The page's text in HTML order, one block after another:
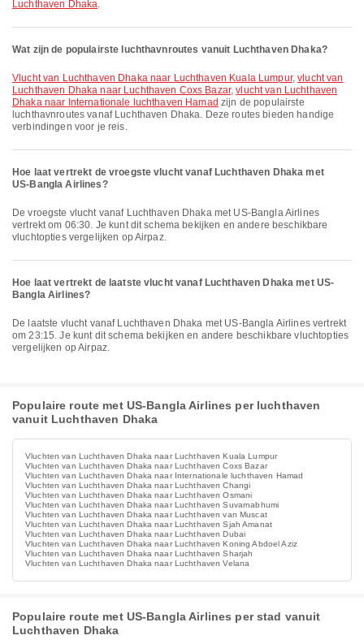
Luchthaven Dhaka.
Wat zijn de populairste luchthavnroutes vanuit Luchthaven Dhaka?
vlucht van Luchthaven Dhaka naar Luchthaven Kuala Lumpur,vlucht van
Luchthaven Dhaka naar Luchthaven Coxs Bazar,vlucht van Luchthaven
Dhaka naar Internationale luchthaven Hamad zijn de populairste
luchthavnroutes vanaf Luchthaven Dhaka. Deze routes bieden handige
verbindingen voor je reis.
Hoe laat vertrekt de vroegste vlucht vanaf Luchthaven Dhaka met
US-Bangla Airlines?
De vroegste vlucht vanaf Luchthaven Dhaka met US-Bangla Airlines
vertrekt om 06:30. Je kunt dit schema bekijken en andere beschikbare
vluchtopties vergelijken op Airpaz.
Hoe laat vertrekt de laatste vlucht vanaf Luchthaven Dhaka met US-
Bangla Airlines?
De laatste vlucht vanaf Luchthaven Dhaka met US-Bangla Airlines vertrekt
om 23:15. Je kunt dit schema bekijken en andere beschikbare vluchtopties
vergelijken op Airpaz.
Populaire route met US-Bangla Airlines per luchthaven
vanuit Luchthaven Dhaka
Vluchten van Luchthaven Dhaka naar Luchthaven Kuala Lumpur
Vluchten van Luchthaven Dhaka naar Luchthaven Coxs Bazar
Vluchten van Luchthaven Dhaka naar Internationale luchthaven Hamad
Vluchten van Luchthaven Dhaka naar Luchthaven Changi
Vluchten van Luchthaven Dhaka naar Luchthaven Osmani
Vluchten van Luchthaven Dhaka naar Luchthaven Suvarnabhumi
Vluchten van Luchthaven Dhaka naar Luchthaven van Muscat
Vluchten van Luchthaven Dhaka naar Luchthaven Sjah Amanat
Vluchten van Luchthaven Dhaka naar Luchthaven Dubai
Vluchten van Luchthaven Dhaka naar Luchthaven Koning Abdoel Aziz
Vluchten van Luchthaven Dhaka naar Luchthaven Sharjah
Vluchten van Luchthaven Dhaka naar Luchthaven Velana
Populaire route met US-Bangla Airlines per stad vanuit
Luchthaven Dhaka